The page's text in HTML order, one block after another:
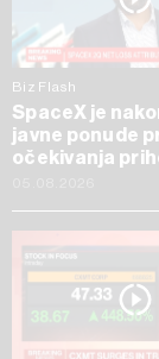
Biz Flash
SpaceX je
javne ponude
očekivanja